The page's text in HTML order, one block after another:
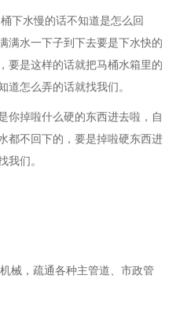
下水慢的话不知道是怎么回
满水一下子到下去要是下水快的
要是这样的话就把马桶水箱里的
道怎么弄的话就找我们。
你掉啦什么硬的东西进去啦，自
都不回下的，要是掉啦硬东西进
我们。
械，疏通各种主管道、市政管